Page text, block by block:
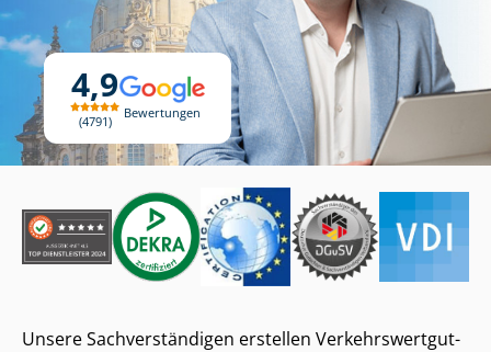
4,9
4791
Bewertungen
Unsere Sach­ver­stän­di­gen erstellen Ver­kehrs­wert­gut­